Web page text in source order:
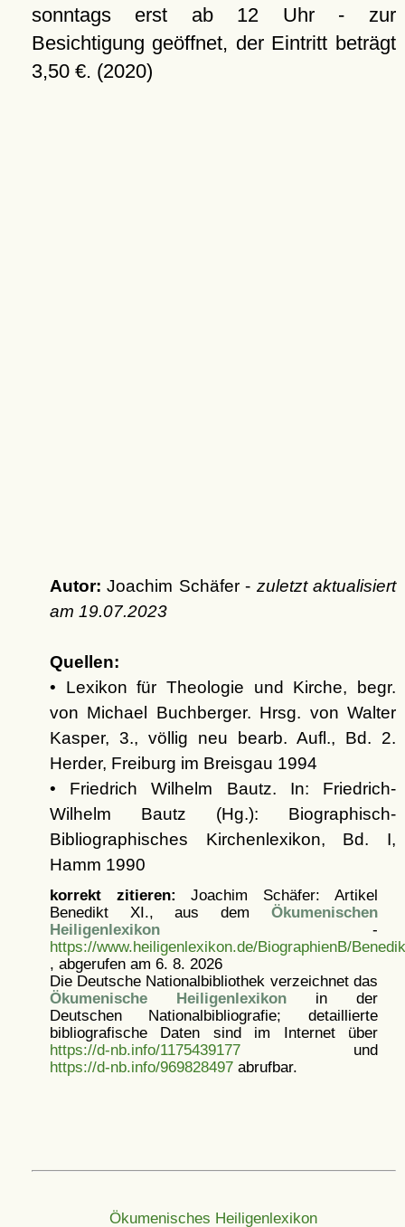
sonntags erst ab 12 Uhr - zur
Besichtigung geöffnet, der Eintritt beträgt
3,50 €. (2020)
Autor: Joachim Schäfer - zuletzt aktualisiert
am 19.07.2023
Quellen:
• Lexikon für Theologie und Kirche, begr.
von Michael Buchberger. Hrsg. von Walter
Kasper, 3., völlig neu bearb. Aufl., Bd. 2.
Herder, Freiburg im Breisgau 1994
• Friedrich Wilhelm Bautz. In: Friedrich-
Wilhelm Bautz (Hg.): Biographisch-
Bibliographisches Kirchenlexikon, Bd. I,
Hamm 1990
korrekt zitieren: Joachim Schäfer: Artikel
Benedikt XI., aus dem Ökumenischen
Heiligenlexikon-
https://www.heiligenlexikon.de/BiographienB/
, abgerufen am 6. 8. 2026
Die Deutsche Nationalbibliothek verzeichnet das
Ökumenische Heiligenlexikonin der
Deutschen Nationalbibliografie; detaillierte
bibliografische Daten sind im Internet über
https://d-nb.info/1175439177und
https://d-nb.info/969828497abrufbar.
Ökumenisches Heiligenlexikon